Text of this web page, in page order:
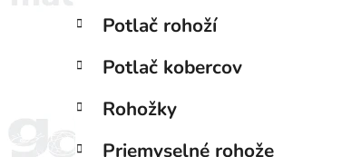
B
č
ý
Preskočiť
kategórie
K
a
e
ó
Potlač rohoží
Potlač kobercov
Rohožky
Priemyselné rohože